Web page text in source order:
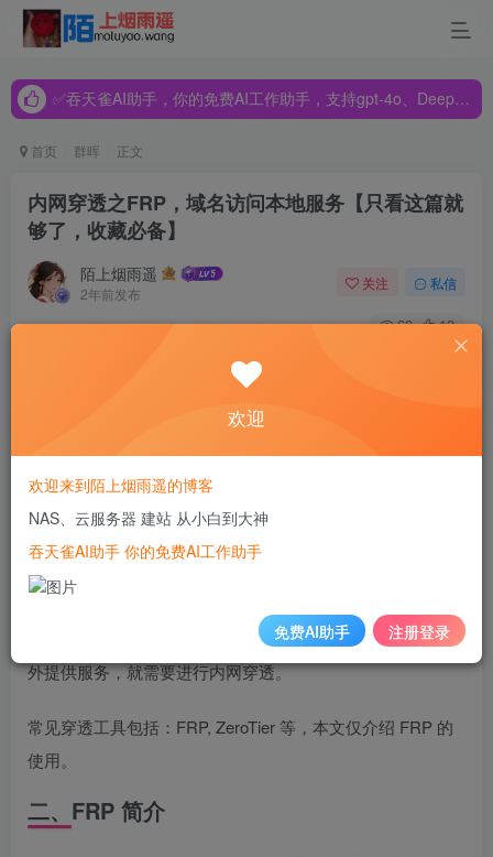
✅吞天雀AI助手，你的免费AI工作助手，支持gpt-4o、DeepSeek、Claude🔥🔥🔥🔥
✅吞天雀AI助手，你的免费AI工作助手，支持gpt-4o、DeepSeek、Claude🔥🔥🔥🔥
首页 群晖 正文
内网穿透之FRP，域名访问本地服务【只看这篇就
够了，收藏必备】
陌上烟雨遥
2年前发布
关注 私信
69 13
互联网上两个不同的主机进行通信首先需要知道对方 IP。根
据 IP 协议，只有分配了公网IP的设备才能在互联网上通信和
传输数据。而中国人口/设备众多，分配到的IPv4资源又少，
因此绝大部分情况是通过路由器/交换机转换公网IP后才上
网。
以 192.168/172.16/10.0 开头，属于内网 IP。要让内网设备对
外提供服务，就需要进行内网穿透。
常见穿透工具包括：FRP, ZeroTier 等，本文仅介绍 FRP 的
使用。
二、FRP 简介
欢迎
欢迎来到陌上烟雨遥的博客
NAS、云服务器 建站 从小白到大神
吞天雀AI助手 你的免费AI工作助手
免费AI助手 注册登录